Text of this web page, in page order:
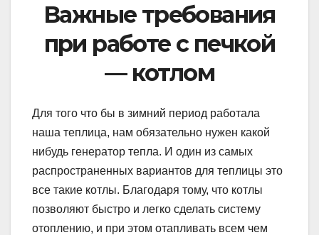
Важные требования
при работе с печкой
— котлом
Для того что бы в зимний период работала
наша теплица, нам обязательно нужен какой
нибудь генератор тепла. И один из самых
распространенных вариантов для теплицы это
все такие котлы. Благодаря тому, что котлы
позволяют быстро и легко сделать систему
отоплению, и при этом отапливать всем чем